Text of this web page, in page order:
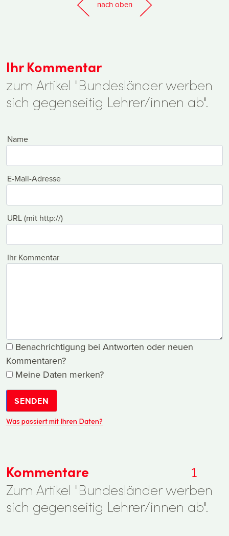
nach oben
Ihr Kommentar
zum Artikel "Bundesländer werben
sich gegenseitig Lehrer/innen ab".
Name
E-Mail-Adresse
URL (mit http://)
Ihr Kommentar
Benachrichtigung bei Antworten oder neuen
Kommentaren?
Meine Daten merken?
SENDEN
Was passiert mit Ihren Daten?
Kommentare
1
Zum Artikel "Bundesländer werben
sich gegenseitig Lehrer/innen ab".